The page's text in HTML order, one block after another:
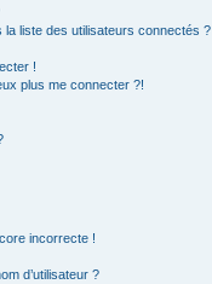
la liste des utilisateurs connectés ?
!
plus me connecter ?!
incorrecte !
d’utilisateur ?